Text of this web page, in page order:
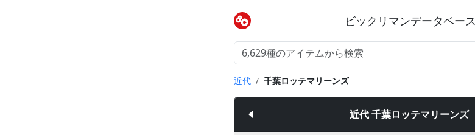
ビックリマンデータベース
近代 千葉ロッテマリーンズ
近代 千葉ロッテマリーンズ